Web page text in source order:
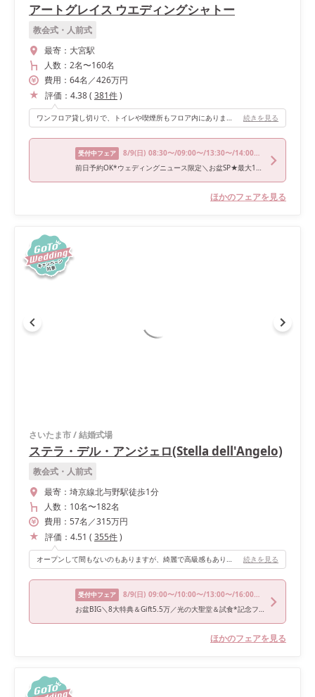
アートグレイス ウエディングシャトー
教会式・人前式
最寄： 大宮駅
人数： 2名〜160名
費用： 64名 ／426万円
評価： 4.38( 381件)
ワンフロア貸し切りで、トイレや喫煙所もフロア内にあります。 また階段やガーデン側からの入場ができたり、大人っぽいけど可愛いとにかくお洒落な会場です！ 続きを見る
受付中フェア 8/9(日) 08:30〜/09:00〜/13:30〜/14:00〜/17:00〜
前日予約OK*ウェディングニュース限定＼お盆SP★最大160万特典＆ドレス／感動挙式×リゾート*贅沢試食
ほかのフェアを見る
さいたま市/結婚式場
ステラ・デル・アンジェロ(Stella dell'Angelo)
教会式・人前式
最寄： 埼京線北与野駅徒歩1分
人数： 10名〜182名
費用： 57名 ／315万円
評価： 4.51 ( 355件)
オープンして間もないのもありますが、綺麗で高級感もありホワイトとブラウンの落ち着いた雰囲気が素敵です。天井も高く広々としているので開放感があるのもおすすめです✨ 続きを見る
受付中フェア 8/9(日) 09:00〜/10:00〜/13:00〜/16:00〜/17:00〜
お盆BIG＼8大特典＆Gift5.5万／光の大聖堂＆試食*記念フォト
ほかのフェアを見る